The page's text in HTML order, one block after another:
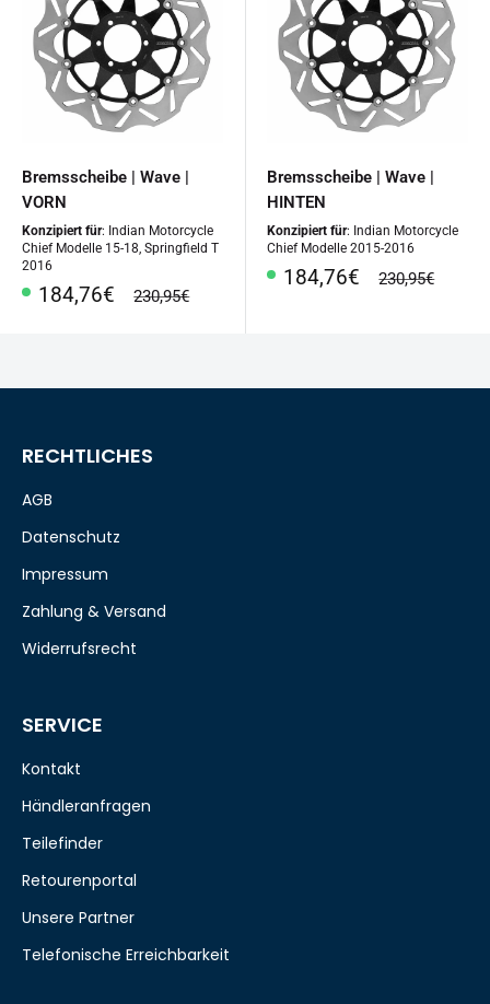
Bremsscheibe | Wave |
VORN
Konzipiert für: Indian Motorcycle
Chief Modelle 15-18, Springfield T
2016
Sonderpreis
184,76€ Normalpreis
230,95€
Bremsscheibe | Wave |
HINTEN
Konzipiert für: Indian Motorcycle
Chief Modelle 2015-2016
Sonderpreis
184,76€ Normalpreis
230,95€
RECHTLICHES
AGB
Datenschutz
Impressum
Zahlung & Versand
Widerrufsrecht
SERVICE
Kontakt
Händleranfragen
Teilefinder
Retourenportal
Unsere Partner
Telefonische Erreichbarkeit